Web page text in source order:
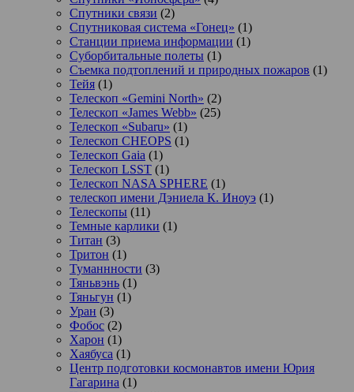
Спутники связи (2)
Спутниковая система «Гонец» (1)
Станции приема информации (1)
Суборбитальные полеты (1)
Съемка подтоплений и природных пожаров (1)
Тейя (1)
Телескоп «Gemini North» (2)
Телескоп «James Webb» (25)
Телескоп «Subaru» (1)
Телескоп CHEOPS (1)
Телескоп Gaia (1)
Телескоп LSST (1)
Телескоп NASA SPHERE (1)
телескоп имени Дэниела К. Иноуэ (1)
Телескопы (11)
Темные карлики (1)
Титан (3)
Тритон (1)
Туманнности (3)
Тяньвэнь (1)
Тяньгун (1)
Уран (3)
Фобос (2)
Харон (1)
Хаябуса (1)
Центр подготовки космонавтов имени Юрия
Гагарина (1)